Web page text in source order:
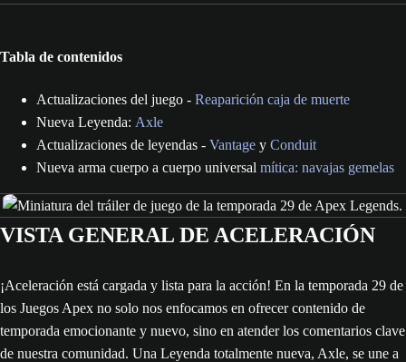
Tabla de contenidos
Actualizaciones del juego - Reaparición caja de muerte
Nueva Leyenda: Axle
Actualizaciones de leyendas - Vantage y Conduit
Nueva arma cuerpo a cuerpo universal mítica: navajas gemelas
VISTA GENERAL DE ACELERACIÓN
¡Aceleración está cargada y lista para la acción! En la temporada 29 de
los Juegos Apex no solo nos enfocamos en ofrecer contenido de
temporada emocionante y nuevo, sino en atender los comentarios clave
de nuestra comunidad. Una Leyenda totalmente nueva, Axle, se une a